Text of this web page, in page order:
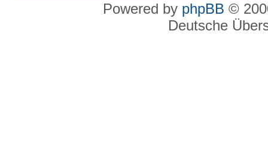
Powered by phpBB ©
Deutsche